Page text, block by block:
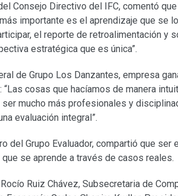
Consejo Directivo del IFC, comentó
importante es el aprendizaje que se
el reporte de retroalimentación y
estratégica que es única”.
de Grupo Los Danzantes, empresa
cosas que hacíamos de manera
mucho más profesionales y
evaluación integral”.
del Grupo Evaluador, compartió que ser
se aprende a través de casos reales.
Ruiz Chávez, Subsecretaria de